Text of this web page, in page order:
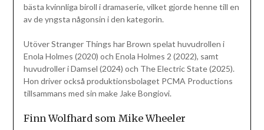
bästa kvinnliga biroll i dramaserie, vilket gjorde henne till en
av de yngsta någonsin i den kategorin.
Utöver Stranger Things har Brown spelat huvudrollen i
Enola Holmes (2020) och Enola Holmes 2 (2022), samt
huvudroller i Damsel (2024) och The Electric State (2025).
Hon driver också produktionsbolaget PCMA Productions
tillsammans med sin make Jake Bongiovi.
Finn Wolfhard som Mike Wheeler